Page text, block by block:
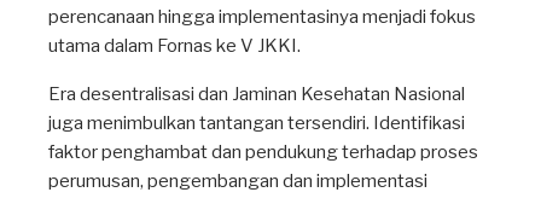
perencanaan hingga implementasinya menjadi fokus
utama dalam Fornas ke V JKKI.
Era desentralisasi dan Jaminan Kesehatan Nasional
juga menimbulkan tantangan tersendiri. Identifikasi
faktor penghambat dan pendukung terhadap proses
perumusan, pengembangan dan implementasi